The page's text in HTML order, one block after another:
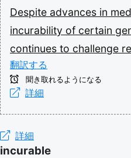
Despite advances in
incurability of certain
continues to challenge
翻訳する
聞き取れるようになる
詳細
詳細
incurable